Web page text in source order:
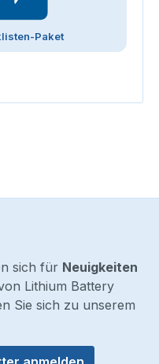
Paket
sich für Neuigkeiten
Lithium Battery
Sie sich zu unserem